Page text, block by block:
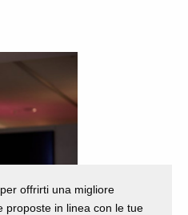
offrirti una migliore
proposte in linea con le tue